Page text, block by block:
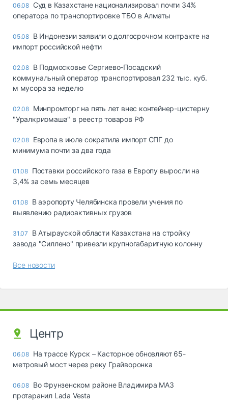
06.08 Суд в Казахстане национализировал почти 34%
оператора по транспортировке ТБО в Алматы
05.08 В Индонезии заявили о долгосрочном контракте на
импорт российской нефти
02.08 В Подмосковье Сергиево-Посадский
коммунальный оператор транспортировал 232 тыс. куб.
м мусора за неделю
02.08 Минпромторг на пять лет внес контейнер-цистерну
"Уралкриомаша" в реестр товаров РФ
02.08 Европа в июле сократила импорт СПГ до
минимума почти за два года
01.08 Поставки российского газа в Европу выросли на
3,4% за семь месяцев
01.08 В аэропорту Челябинска провели учения по
выявлению радиоактивных грузов
31.07
В Атырауской области Казахстана на стройку
завода "Силлено" привезли крупногабаритную колонну
Все новости
Центр
06.08 На трассе Курск – Касторное обновляют 65-
метровый мост через реку Грайворонка
06.08 Во Фрунзенском районе Владимира МАЗ
протаранил Lada Vesta